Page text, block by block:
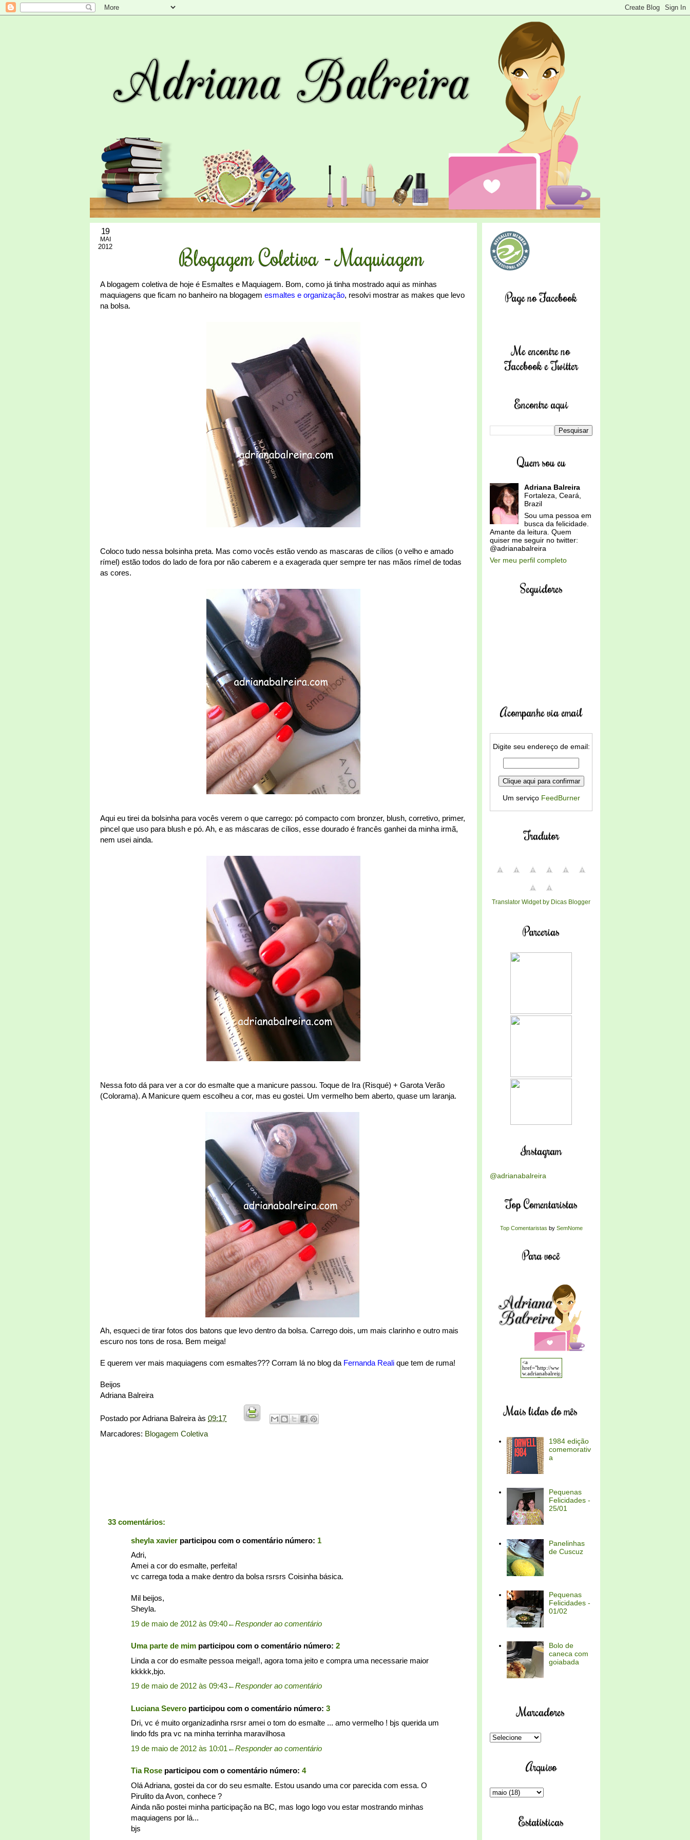
19
MAI
2012 Blogagem Coletiva - Maquiagem
A blogagem coletiva de hoje é Esmaltes e Maquiagem. Bom, como já tinha mostrado aqui as minhas
maquiagens que ficam no banheiro na blogagem esmaltes e organização, resolvi mostrar as makes que levo
na bolsa.
Coloco tudo nessa bolsinha preta. Mas como vocês estão vendo as mascaras de cílios (o velho e amado
rímel) estão todos do lado de fora por não caberem e a exagerada quer sempre ter nas mãos rímel de todas
as cores.
Aqui eu tirei da bolsinha para vocês verem o que carrego: pó compacto com bronzer, blush, corretivo, primer,
pincel que uso para blush e pó. Ah, e as máscaras de cílios, esse dourado é francês ganhei da minha irmã,
nem usei ainda.
Nessa foto dá para ver a cor do esmalte que a manicure passou. Toque de Ira (Risqué) + Garota Verão
(Colorama). A Manicure quem escolheu a cor, mas eu gostei. Um vermelho bem aberto, quase um laranja.
Ah, esqueci de tirar fotos dos batons que levo dentro da bolsa. Carrego dois, um mais clarinho e outro mais
escuro nos tons de rosa. Bem meiga!
E querem ver mais maquiagens com esmaltes??? Corram lá no blog da Fernanda Reali que tem de ruma!
Beijos
Adriana Balreira
Postado porAdriana Balreira às 09:17
Marcadores: Blogagem Coletiva
33 comentários:
sheyla xavier participou com o comentário número: 1
Adri,
Amei a cor do esmalte, perfeita!
vc carrega toda a make dentro da bolsa rsrsrs Coisinha básica.
Mil beijos,
Sheyla.
19 de maio de 2012 às 09:40←Responder ao comentário
Uma parte de mim participou com o comentário número: 2
Linda a cor do esmalte pessoa meiga!!, agora toma jeito e compra uma necessarie maior
kkkkk,bjo.
19 de maio de 2012 às 09:43←Responder ao comentário
Luciana Severo participou com o comentário número: 3
Dri, vc é muito organizadinha rsrsr amei o tom do esmalte ... amo vermelho ! bjs querida um
lindo fds pra vc na minha terrinha maravilhosa
19 de maio de 2012 às 10:01 ←Responder ao comentário
Tia Rose participou com o comentário número: 4
Olá Adriana, gostei da cor do seu esmalte. Estou usando uma cor parecida com essa. O
Pirulito da Avon, conhece ?
Ainda não postei minha participação na BC, mas logo logo vou estar mostrando minhas
maquiagens por lá...
bjs
Page no Facebook
Me encontre no
Facebook e Twitter
Encontre aqui
Quem sou eu
Adriana Balreira
Fortaleza, Ceará,
Brazil
Sou uma pessoa em
busca da felicidade.
Amante da leitura. Quem
quiser me seguir no twitter:
@adrianabalreira
Ver meu perfil completo
Seguidores
Acompanhe via email
Digite seu endereço de email:
Um serviço FeedBurner
Tradutor
Translator Widget by Dicas Blogger
Parcerias
Instagram
@adrianabalreira
Top Comentaristas
Top Comentaristas by SemNome
Para você
Mais lidas do mês
1984 edição
comemorativ
a
Pequenas
Felicidades -
25/01
Panelinhas
de Cuscuz
Pequenas
Felicidades -
01/02
Bolo de
caneca com
goiabada
Marcadores
Arquivo
Estatísticas